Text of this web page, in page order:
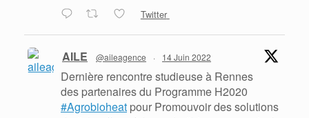
Twitter
AILE @aileagence · 14 Juin 2022
Dernière rencontre studieuse à Rennes
des partenaires du Programme H2020
#Agrobioheat pour Promouvoir des solutions